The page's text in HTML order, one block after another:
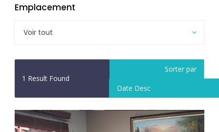
Emplacement
Voir tout
1 Result Found
Sorter par
Date Desc